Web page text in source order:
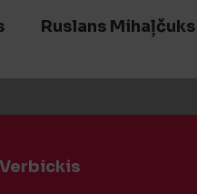
Ruslans Mihaļčuks